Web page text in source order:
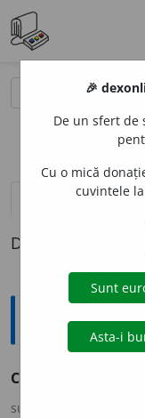
definiții (1)
Definiția cu ID-ul
Antonime
Corupt
sursa:
🎉
De un sfert de
Cu o mică
cuvintele